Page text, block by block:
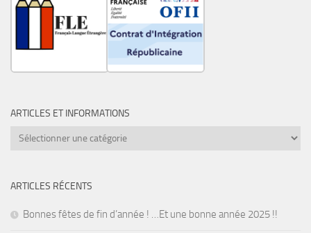
ARTICLES ET INFORMATIONS
Articles
ARTICLES RÉCENTS
Bonnes fêtes de fin d’année ! …Et une bonne année 2025 !!